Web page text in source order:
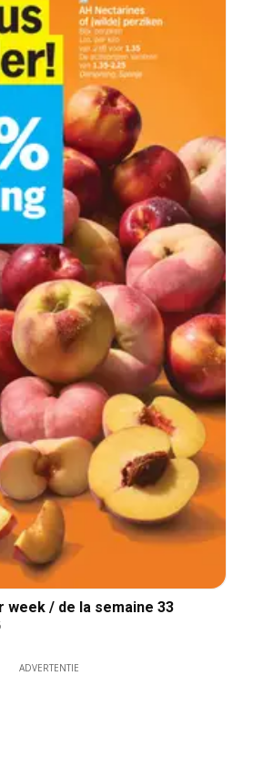
week / de la semaine 33
ADVERTENTIE